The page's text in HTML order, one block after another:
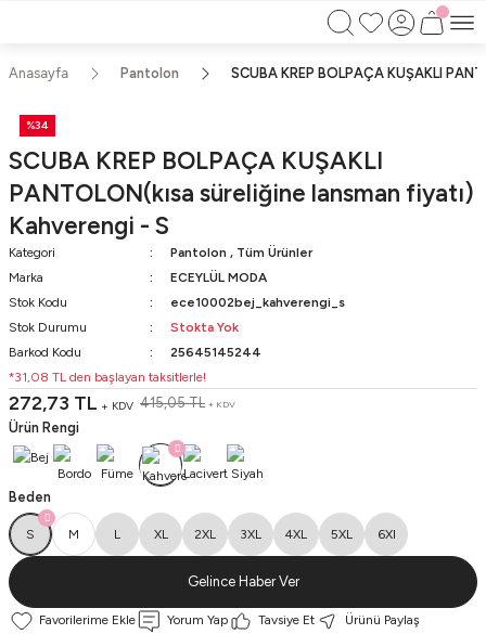
750TL ÜZERİ ALIŞVERİŞLERİNİZDE KARGO BEDAVA!!
Anasayfa Pantolon SCUBA KREP BOLPAÇA KUŞAKLI
%34
SCUBA KREP BOLPAÇA KUŞAKLI
PANTOLON(kısa süreliğine lansman fiyatı)
Kahverengi - S
Kategori Pantolon , Tüm Ürünler
Marka
ECEYLÜL MODA
Stok Kodu
ece10002bej_kahverengi_s
Stok Durumu
Stokta Yok
Barkod Kodu
25645145244
*31,08 TL den başlayan taksitlerle!
272,73 TL + KDV 415,05 TL + KDV
Ürün Rengi
Beden
S M L XL 2XL 3XL 4XL 5XL 6Xl
Gelince Haber Ver
Yorum Yap Tavsiye Et
Ürünü Paylaş